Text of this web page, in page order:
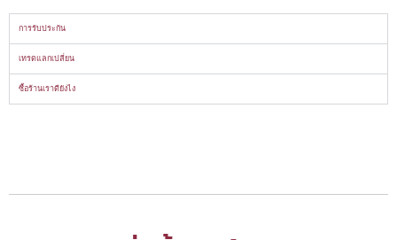
การรับประกัน
เทรดแลกเปลี่ยน
ซื้อร้านเราดียังไง